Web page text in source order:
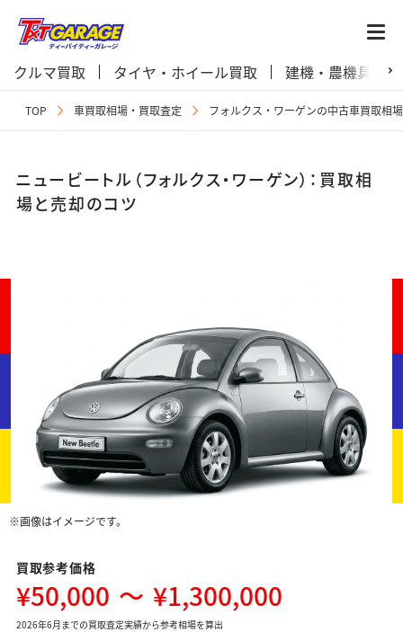
クルマ買取 タイヤ・ホイール買取 建機・農機具買取
TOP 車買取相場・買取査定 フォルクス・ワーゲンの中古車買取相
ニュービートル（フォルクス・ワーゲン）：買取相
場と売却のコツ
※画像はイメージです。
買取参考価格
¥50,000 ～ ¥1,300,000
2026年6月までの買取査定実績から参考相場を算出